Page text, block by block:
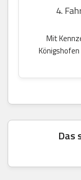
4.
Mit
Das